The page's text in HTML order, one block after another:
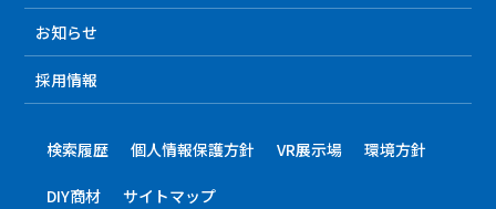
お知らせ
採用情報
検索履歴 個人情報保護方針 VR展示場 環境方針
DIY商材 サイトマップ